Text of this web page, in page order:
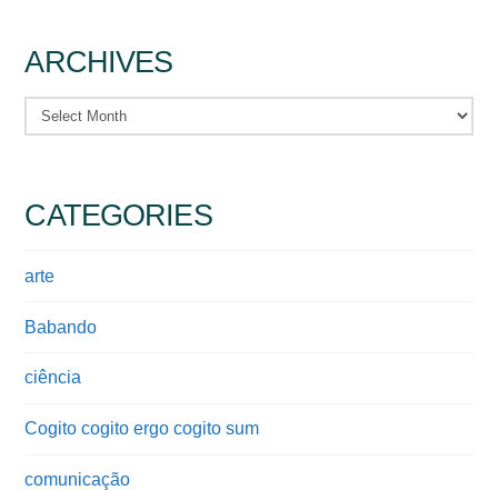
ARCHIVES
Archives
CATEGORIES
arte
Babando
ciência
Cogito cogito ergo cogito sum
comunicação